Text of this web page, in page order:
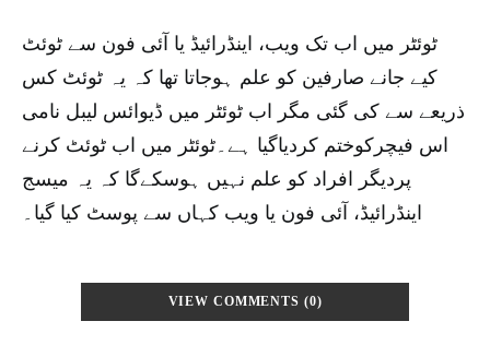
ٹوئٹر میں اب تک ویب، اینڈرائیڈ یا آئی فون سے ٹوئٹ
کیے جانے صارفین کو علم ہوجاتا تھا کہ یہ ٹوئٹ کس
ذریعے سے کی گئی مگر اب ٹوئٹر میں ڈیوائس لیبل نامی
اس فیچرکوختم کردیاگیا ہے۔ٹوئٹر میں اب ٹوئٹ کرنے
پردیگر افراد کو علم نہیں ہوسکےگا کہ یہ میسج
اینڈرائیڈ، آئی فون یا ویب کہاں سے پوسٹ کیا گیا۔
VIEW COMMENTS (0)